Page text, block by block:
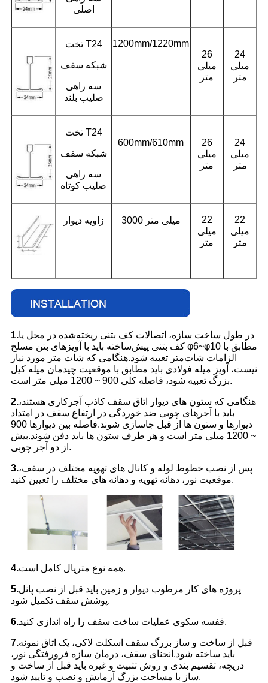
اصلی
تخت T24
شبکه سقف
سه راهی
صلیب بلند
1200mm/1220mm
26
میلی
متر
24
میلی
متر
تخت T24
شبکه سقف
سه راهی
صلیب کوتاه
600mm/610mm
26
میلی
متر
24
میلی
متر
زاویه دیوار 3000 میلی متر
22
میلی
متر
22
میلی
متر
1.در طول ساخت سازه، اتصالات کف بتنی ریخته‌شده در محل یا
کف بتنی پیش‌ساخته باید با آویزهای بتن مسلح φ6~φ10 مطابق با
الزامات شات‌متر تعبیه شود.هنگامی که شات متر مورد نیاز
نیست، آویز میله فولادی باید مطابق با موقعیت چیدمان میله کیل
بزرگ تعبیه شود، فاصله کلی 900 ~ 1200 میلی متر است.
2.هنگامی که ستون های دیوار اتاق سقف کاذب آجرکاری هستند،
باید با آجرهای چوبی ضد خوردگی در ارتفاع سقف در امتداد
دیوارها و ستون ها از قبل جاسازی شوند.فاصله بین دیوارها 900
~ 1200 میلی متر است و هر طرف ستون ها باید دفن شوند.بیش
از دو آجر چوبی.
3.پس از نصب خطوط لوله و کانال های تهویه مختلف در سقف،
موقعیت نور، دهانه تهویه و دهانه های مختلف را تعیین کنید.
4. همه نوع متریال کامل است.
5.پروژه های کار مرطوب دیوار و زمین باید قبل از نصب پانل
پوشش سقف تکمیل شود.
6. قفسه سکوی عملیات ساخت سقف را راه اندازی کنید.
7.قبل از ساخت و ساز بزرگ سقف اسکلت لاکی، یک اتاق نمونه
باید ساخته شود.انحنای سقف، درمان سازه فرورفتگی نور،
دریچه، تقسیم بندی و روش تثبیت و غیره باید قبل از ساخت و
ساز با مساحت بزرگ آزمایش و نصب و تایید شود.